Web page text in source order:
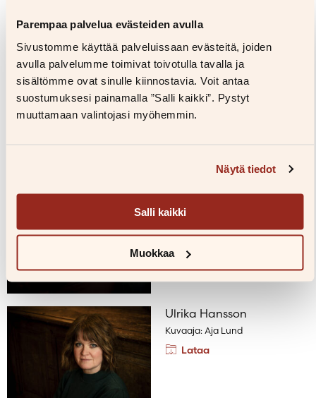
Parempaa palvelua evästeiden avulla
Sivustomme käyttää palveluissaan evästeitä, joiden
avulla palvelumme toimivat toivotulla tavalla ja
sisältömme ovat sinulle kiinnostavia. Voit antaa
suostumuksesi painamalla ”Salli kaikki”. Pystyt
muuttamaan valintojasi myöhemmin.
Näytä tiedot
Salli kaikki
Muokkaa
Kannet ja kuvat haetaan tekijän tai kirjan nimellä tai
ISBN-numerolla.
Ulrika Hansson
Kuvaaja: Aja Lund
Lataa
Ulrika Hansson
Kuvaaja: Aja Lund
Lataa